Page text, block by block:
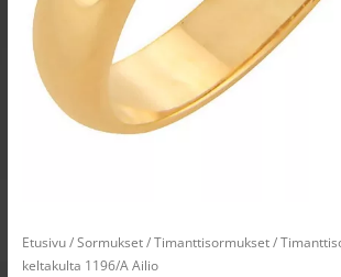
Etusivu/Sormukset/Timanttisormukset/
keltakulta 1196/A Ailio